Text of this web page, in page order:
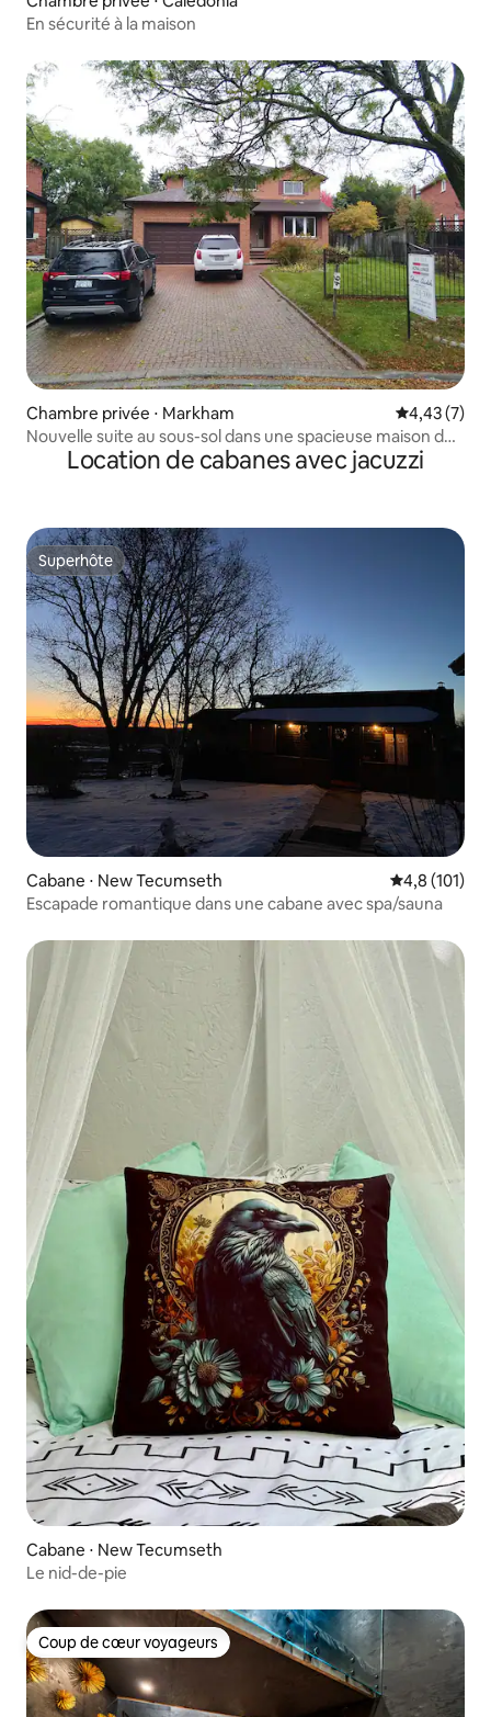
En sécurité à la maison
Chambre privée ⋅ Markham Évaluation
4,43 (7)
Nouvelle suite au sous-sol dans une spacieuse maison de
MarkhamLocation de cabanes avec jacuzzi
Superhôte
Superhôte
Cabane ⋅ New Tecumseth Évaluation
4,8 (101)
Escapade romantique dans une cabane avec spa/sauna
Cabane ⋅ New Tecumseth
Le nid-de-pie
Coup de cœur voyageurs
Coup de cœur voyageurs